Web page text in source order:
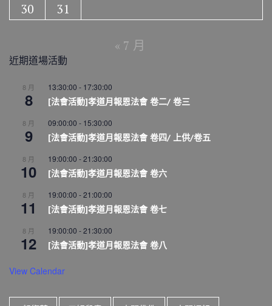
30
31
« 7 月
近期道場活動
8 月
8
13:30:00 - 17:30:00
[法會活動]孝道月報恩法會 卷二/ 卷三
8 月
9
09:00:00 - 15:30:00
[法會活動]孝道月報恩法會 卷四/ 上供/卷五
8 月
10
19:00:00 -21:30:00
[法會活動]孝道月報恩法會 卷六
8 月
11
19:00:00 -21:00:00
[法會活動]孝道月報恩法會 卷七
8 月
12
19:00:00 -21:30:00
[法會活動]孝道月報恩法會 卷八
View Calendar